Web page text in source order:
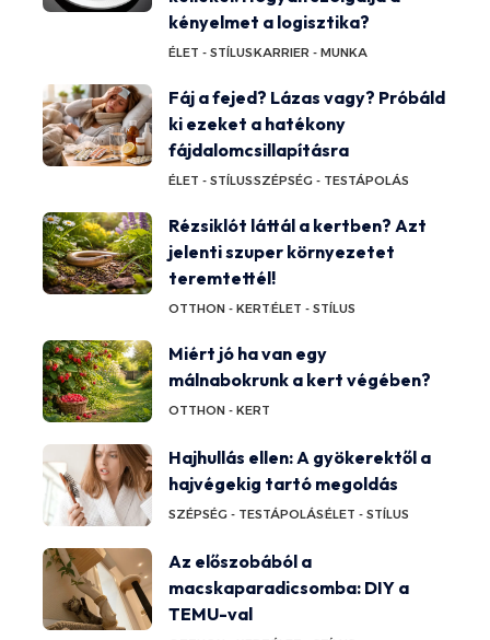
kényelmet a logisztika?
ÉLET - STÍLUSKARRIER - MUNKA
Fáj a fejed? Lázas vagy? Próbáld
ki ezeket a hatékony
fájdalomcsillapításra
ÉLET - STÍLUSSZÉPSÉG - TESTÁPOLÁS
Rézsiklót láttál a kertben? Azt
jelenti szuper környezetet
teremtettél!
OTTHON - KERTÉLET - STÍLUS
Miért jó ha van egy
málnabokrunk a kert végében?
OTTHON - KERT
Hajhullás ellen: A gyökerektől a
hajvégekig tartó megoldás
SZÉPSÉG - TESTÁPOLÁSÉLET - STÍLUS
Az előszobából a
macskaparadicsomba: DIY a
TEMU-val